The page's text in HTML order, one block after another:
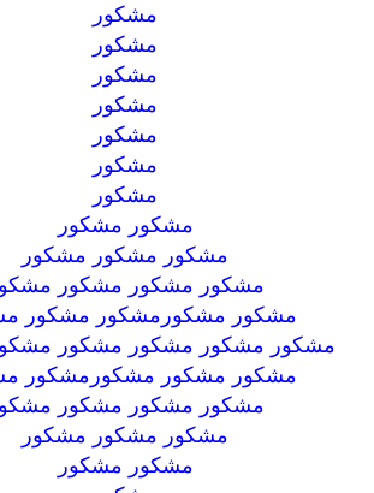
مشكور
مشكور
مشكور
مشكور
مشكور
مشكور
مشكور
مشكور مشكور
مشكور مشكور مشكور
مشكور مشكور مشكور
مشكور مشكورمشكور مشكور
مشكور مشكور مشكور مشكور
مشكور مشكور مشكورمشكور
مشكور مشكور مشكور
مشكور مشكور مشكور
مشكور مشكور